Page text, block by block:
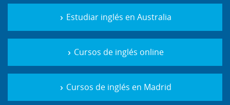
Estudiar inglés en Australia
Cursos de inglés online
Cursos de inglés en Madrid